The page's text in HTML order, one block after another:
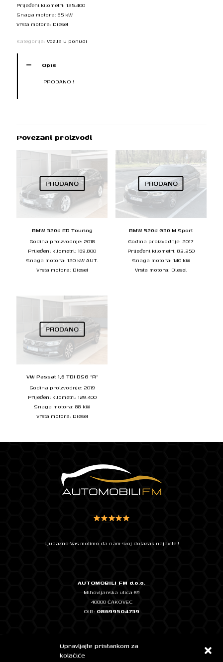
Upravljajte pristankom za
kolačiće
Prijeđeni kilometri: 125.400
Snaga motora: 85 kW
Vrsta motora: Diesel
Kategorija: Vozila u ponudi
Opis
PRODANO !
Povezani proizvodi
PRODANO
BMW 320d ED Touring
Godina proizvodnje: 2018
Prijeđeni kilometri: 189.800
Snaga motora: 120 kW AUT.
Vrsta motora: Diesel
PRODANO
BMW 520d G30 M Sport
Godina proizvodnje: 2017
Prijeđeni kilometri: 83.250
Snaga motora: 140 kW
Vrsta motora: Diesel
PRODANO
VW Passat 1,6 TDI DSG “R”
Godina proizvodnje: 2019
Prijeđeni kilometri: 129.400
Snaga motora: 88 kW
Vrsta motora: Diesel
Ljubazno Vas molimo da nam svoj dolazak najavite !
AUTOMOBILI FM d.o.o.
Mihovljanska ulica 89
40000 ČAKOVEC
OIB: 08699504739
Temeljni kapital: 2.500,00 EUR, uplaćen u cijelosti
IBAN: HR0724020061101348572 - ERSTE & STEIERMÄRKISCHE BANK